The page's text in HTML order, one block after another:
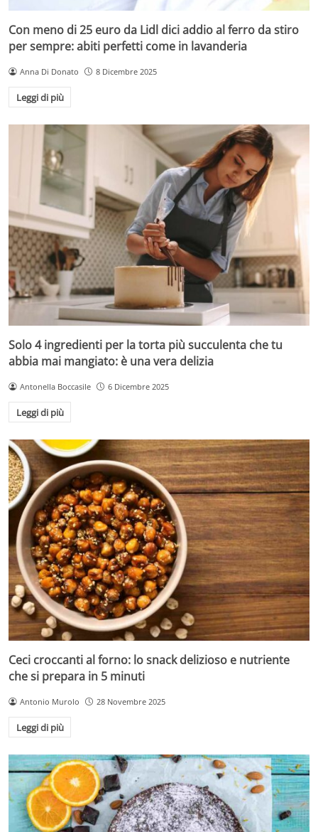
Con meno di 25 euro da Lidl dici addio al ferro da stiro
per sempre: abiti perfetti come in lavanderia
Anna Di Donato 8 Dicembre 2025
Leggi di più
Solo 4 ingredienti per la torta più succulenta che tu
abbia mai mangiato: è una vera delizia
Antonella Boccasile 6 Dicembre 2025
Leggi di più
Ceci croccanti al forno: lo snack delizioso e nutriente
che si prepara in 5 minuti
Antonio Murolo 28 Novembre 2025
Leggi di più